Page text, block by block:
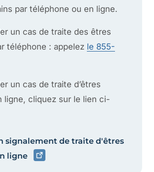
par téléphone ou en ligne.
un cas de traite des êtres
téléphone : appelez le 855-
un cas de traite d’êtres
ligne, cliquez sur le lien ci-
signalement de traite d'êtres
ligne